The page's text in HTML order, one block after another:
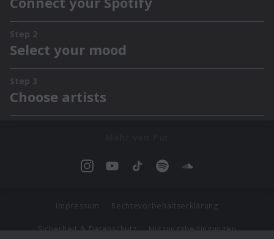
Impressum Rechtevorbehaltserklärung
Sicherheit & Datenschutz Nutzungsbedingungen